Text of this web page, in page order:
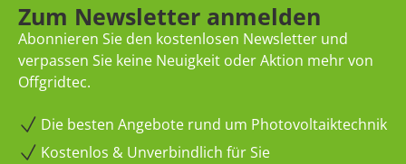
Zum Newsletter anmelden
Abonnieren Sie den kostenlosen Newsletter und
verpassen Sie keine Neuigkeit oder Aktion mehr von
Offgridtec.
Die besten Angebote rund um Photovoltaiktechnik
Kostenlos & Unverbindlich für Sie